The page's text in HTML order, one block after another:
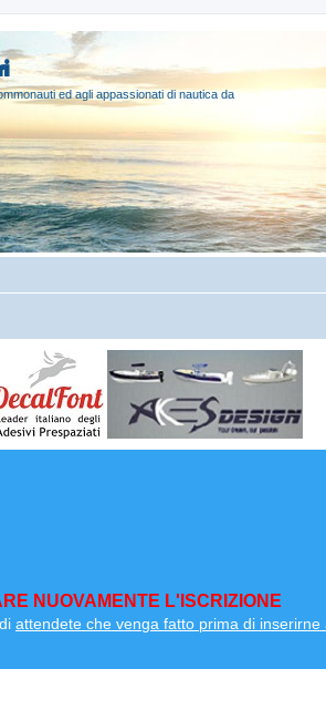
ed agli appassionati di nautica da
NUOVAMENTE L'ISCRIZIONE
attendete che venga fatto prima di inserirne